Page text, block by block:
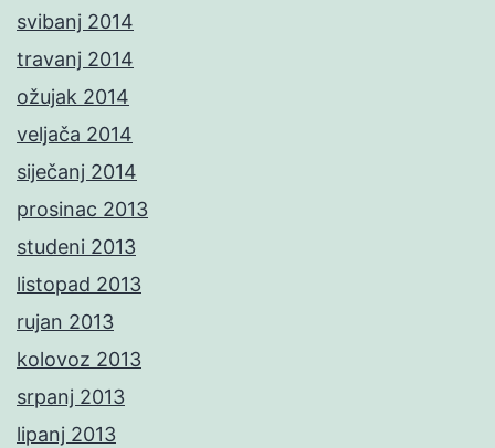
svibanj 2014
travanj 2014
ožujak 2014
veljača 2014
siječanj 2014
prosinac 2013
studeni 2013
listopad 2013
rujan 2013
kolovoz 2013
srpanj 2013
lipanj 2013